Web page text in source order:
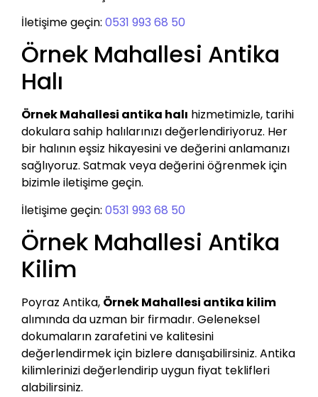
İletişime geçin: 0531 993 68 50
Örnek Mahallesi Antika
Halı
Örnek Mahallesi antika halı hizmetimizle, tarihi
dokulara sahip halılarınızı değerlendiriyoruz. Her
bir halının eşsiz hikayesini ve değerini anlamanızı
sağlıyoruz. Satmak veya değerini öğrenmek için
bizimle iletişime geçin.
İletişime geçin: 0531 993 68 50
Örnek Mahallesi Antika
Kilim
Poyraz Antika, Örnek Mahallesi antika kilim
alımında da uzman bir firmadır. Geleneksel
dokumaların zarafetini ve kalitesini
değerlendirmek için bizlere danışabilirsiniz. Antika
kilimlerinizi değerlendirip uygun fiyat teklifleri
alabilirsiniz.